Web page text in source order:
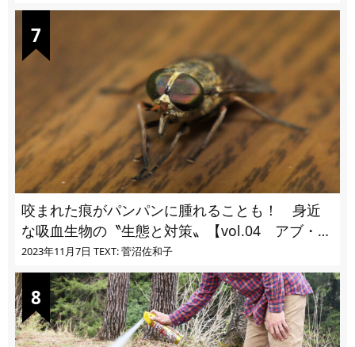
咬まれた痕がパンパンに腫れることも！ 身近
な吸血生物の〝生態と対策〟【vol.04 アブ・ブ
ユ・ヌカカ】
2023年11月7日 TEXT: 菅沼佐和子